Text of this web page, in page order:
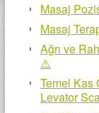
Masaj
Masaj
Ağrı ve
⚠️
Temel Kas
Levator